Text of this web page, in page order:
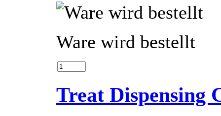
Ware wird bestellt
Treat Dispensing